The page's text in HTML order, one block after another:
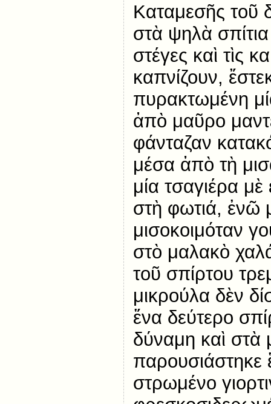
Καταμεσῆς τοῦ
στὰ ψηλὰ σπίτια
στέγες καὶ τὶς
καπνίζουν,
πυρακτωμένη
ἀπὸ μαῦρο
φάνταζαν
μέσα ἀπὸ τὴ
μία τσαγιέρα μὲ
στὴ φωτιά, ἐνῶ
μισοκοιμόταν
στὸ μαλακὸ
τοῦ σπίρτου
μικρούλα δὲν
ἕνα δεύτερο
δύναμη καὶ στὰ
παρουσιάστηκε
στρωμένο